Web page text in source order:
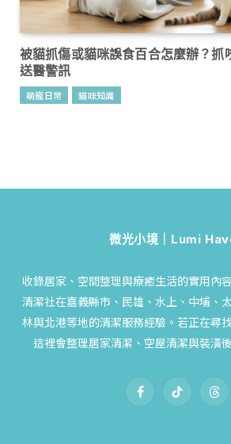
被貓抓傷或貓咪誤食百合怎麼辦？抓
送醫警訊
萌寵日常 貓咪知識
微光小境｜Lumi
收錄居家、空間整理與療癒生活的實用內
清潔社在嘉義縣市、民雄、水上、中埔、
林與北港等地的清潔服務經驗。若正在尋
這裡會整理居家清潔、空屋清潔與裝潢
FacebookTikTok